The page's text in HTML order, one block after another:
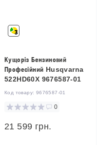
Кущоріз Бензиновий
Професійний Husqvarna
522HD60X 9676587-01
Код товару: 9676587-01
0
21 599 грн.